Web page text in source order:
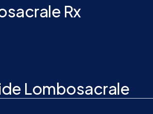
Rx
Lombosacrale